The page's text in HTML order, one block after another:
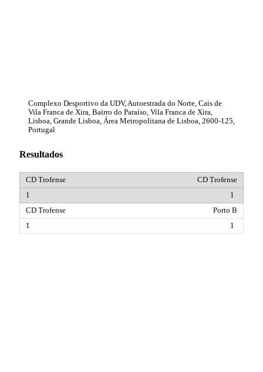
Complexo Desportivo da UDV, Autoestrada do Norte, Cais de
Vila Franca de Xira, Bairro do Paraíso, Vila Franca de Xira,
Lisboa, Grande Lisboa, Área Metropolitana de Lisboa, 2600-125,
Portugal
Resultados
CD Trofense
1
Porto B
1